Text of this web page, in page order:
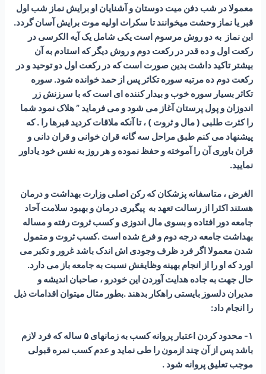
معمولا در شب دفن میت دوستان و آشنایان او برایش نماز شب اول
قبر یا نماز وحشت میخوانند تا سکرات اولیه موت برایش آسان گردد.
این نماز به دو روش مرسوم است یکی شامل یک آیه الکرسی در
رکعت اول و ده قدر در رکعت دوم و روش دیگر که استادم به آن
بیشتر تاکید داشت بدین صورت است که در رکعت اول دو توحید و در
رکعت دوم ده مرتبه سوره تکاثر پس از حمد خوانده شود. سوره
تکاثر بسیار سوره خوب و بیدار کننده ای است که با سرزنش زر
اندوزان و پول پرستان آغاز می شود و می فرماید ” هلاک نمود شما
را کثرت طلبی ( مال و ثروت ) ، تا آنکه ملاقات کردید قبرها را . که
پیشنهاد می کنم طبق مراحل سه گانه قران خوانی و قران دانی و
قران باوری آن را آموخته و حفظ نموده و هر روز به نفس خود یاداور
نمایید.
الغرض ، متاسفانه پزشکان که رکن اصلی وزارت بهداشت و درمان
هستند اکثرا از رسالت تعهد به پیگیری درمان و بهبود سلامت آحاد
جامعه دور افتاده و بسوی مال اندوزی و کسب ثروت رفته و مساله
بهداشت جامعه درجه دوم و فرع شده است .کسب ثروت و متمول
شدن معمولا اگر فرد ظرف وجودی اش اندک باشد غرور و تکبر می
اورد که او را از انجام بهینه وظایفش نسبت به جامعه باز می دارد.
حال جهت به جاده هدایت آوردن این خودرو ، صاحبان اندیشه و
مدیران دلسوز بایستی راهکار بدهند .بطور مثال میتوان اقدامات ذیل
را انجام داد:
۱- محدود کردن اعتبار پروانه کسب به زمانهای ۵ ساله که فرد لازم
باشد پس از آن چند ازمون را طی نماید و عدم کسب نمره قبولی
موجب تعلیق پروانه شود .